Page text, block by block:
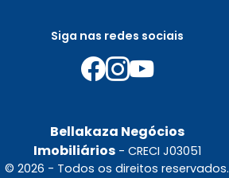
Siga nas redes sociais
Bellakaza Negócios
Imobiliários- CRECI J03051
© 2026 - Todos os direitos reservados.